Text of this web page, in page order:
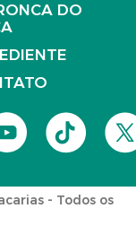
DO
- Todos os